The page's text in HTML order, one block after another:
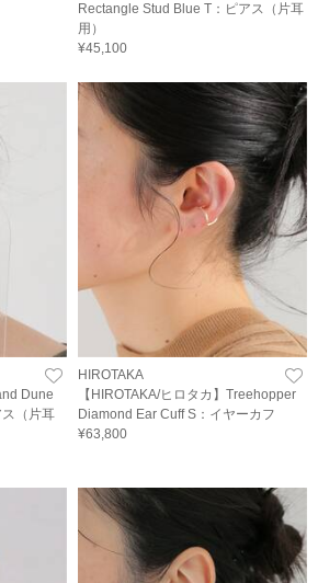
Rectangle Stud Blue T：ピアス（片耳
用）
¥45,100
Dune
（片耳
HIROTAKA
【HIROTAKA/ヒロタカ】Treehopper
Diamond Ear Cuff S：イヤーカフ
¥63,800